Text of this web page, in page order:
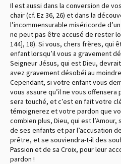
Il est aussi dans la conversion de
chair (cf. Ez 36, 26) et dans la
l’incommensurable miséricorde
ne peut pas être accusé de rester
144], 18). Si vous, chers frères, qui
enfant lorsqu’il vous a gravement
Seigneur Jésus, qui est Dieu,
avez gravement désobéi au
Cependant, si votre enfant vous
vous assure qu’il ne vous offensera
sera touché, et c’est en fait votre
témoignerez et votre pardon que
combien plus, Dieu, qui est
de ses enfants et par l’accusation
prêtre, et se souviendra-t-il des
Passion et de sa Croix, pour leur
pardon !